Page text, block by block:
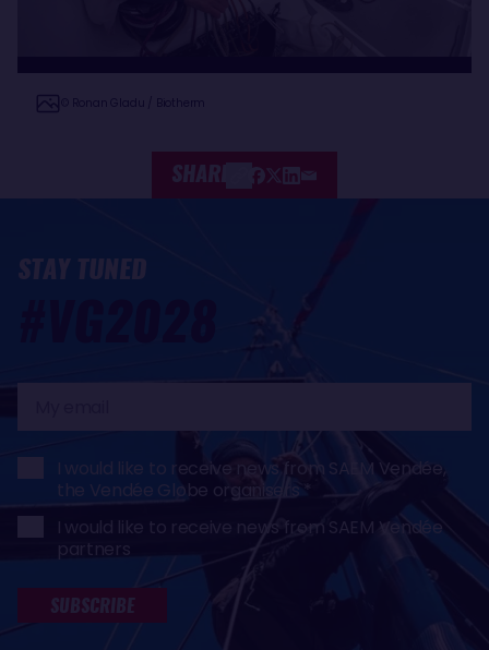
SHARE
STAY TUNED
I would like to receive news from SAEM Vendée,
the Vendée Globe organisers
I would like to receive news from SAEM Vendée
partners
SUBSCRIBE